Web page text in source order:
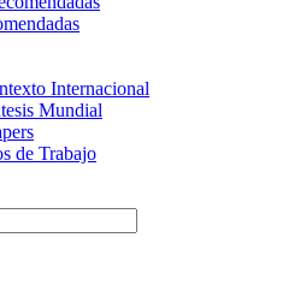
Internacional
Mundial
de Trabajo